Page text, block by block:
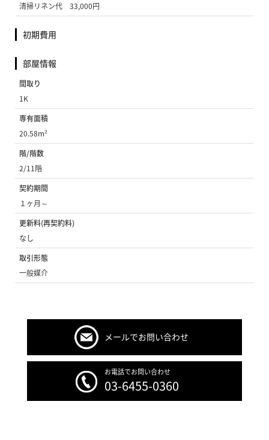
清掃リネン代 33,000円
初期費用
部屋情報
間取り
1K
専有面積
20.58m²
階/階数
2/11階
契約期間
１ヶ月～
更新料(再契約料)
なし
取引形態
一般媒介
メールでお問い合わせ
お電話でお問い合わせ
03-6455-0360